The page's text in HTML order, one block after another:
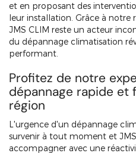
et en proposant des
leur installation. Grâce à
JMS CLIM reste un acteur
du dépannage climatisation
performant.
Profitez de notre
dépannage rapide et
région
L'urgence d'un dépannage
survenir à tout moment et
accompagner avec une